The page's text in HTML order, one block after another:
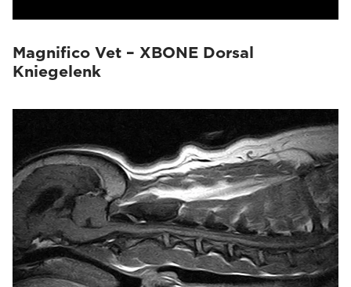
Magnifico Vet – XBONE Dorsal
Kniegelenk